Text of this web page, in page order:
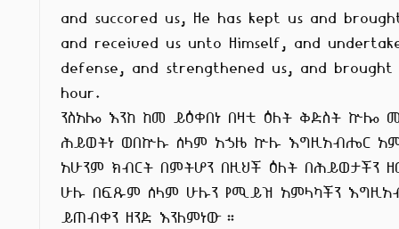
and succored us, He has kept us and
and received us unto Himself, and
defense, and strengthened us, and
hour.
ንስአሎ እንከ ከመ ይዕቀበነ በዛቲ ዕለት ቅድስት ኵሎ
ሕይወትነ ወበኵሉ ሰላም አኃዜ ኵሉ እግዚአብሔር
አሁንም ክብርት በምትሆን በዚህች ዕለት በሕይወታችን
ሁሉ በፍጹም ሰላም ሁሉን የሚይዝ አምላካችን
ይጠብቀን ዘንድ እንለምነው።